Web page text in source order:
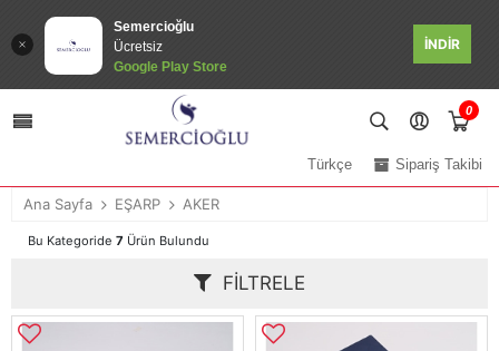
Semercioğlu
Ücretsiz
Google Play Store
İNDİR
0
Sipariş Takibi
Türkçe
Ana Sayfa EŞARP AKER
Bu Kategoride 7 Ürün Bulundu
FILTRELE